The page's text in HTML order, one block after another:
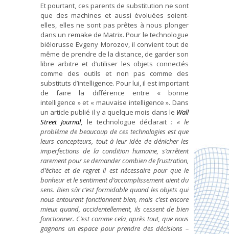
Et pourtant, ces parents de substitution ne sont
que des machines et aussi évoluées soient-
elles, elles ne sont pas prêtes à nous plonger
dans un remake de Matrix. Pour le technologue
biélorusse Evgeny Morozov, il convient tout de
même de prendre de la distance, de garder son
libre arbitre et d’utiliser les objets connectés
comme des outils et non pas comme des
substituts d’intelligence. Pour lui, il est important
de faire la différence entre « bonne
intelligence » et « mauvaise intelligence ». Dans
un article publié il y a quelque mois dans le Wall
Street Journal, le technologue déclarait: « le
problème de beaucoup de ces technologies est que
leurs concepteurs, tout à leur idée de dénicher les
imperfections de la condition humaine, s’arrêtent
rarement pour se demander combien de frustration,
d’échec et de regret il est nécessaire pour que le
bonheur et le sentiment d’accomplissement aient du
sens. Bien sûr c’est formidable quand les objets qui
nous entourent fonctionnent bien, mais c’est encore
mieux quand, accidentellement, ils cessent de bien
fonctionner. C’est comme cela, après tout, que nous
gagnons un espace pour prendre des décisions –